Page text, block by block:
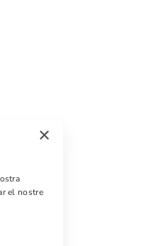
×
el nostre